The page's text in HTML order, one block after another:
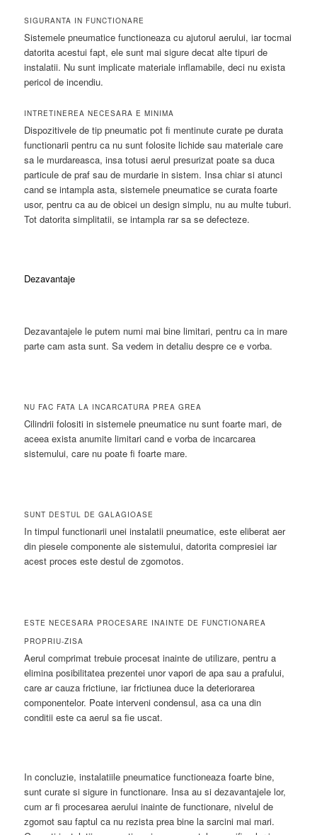
SIGURANTA IN FUNCTIONARE
Sistemele pneumatice functioneaza cu ajutorul aerului, iar tocmai
datorita acestui fapt, ele sunt mai sigure decat alte tipuri de
instalatii. Nu sunt implicate materiale inflamabile, deci nu exista
pericol de incendiu.
INTRETINEREA NECESARA E MINIMA
Dispozitivele de tip pneumatic pot fi mentinute curate pe durata
functionarii pentru ca nu sunt folosite lichide sau materiale care
sa le murdareasca, insa totusi aerul presurizat poate sa duca
particule de praf sau de murdarie in sistem. Insa chiar si atunci
cand se intampla asta, sistemele pneumatice se curata foarte
usor, pentru ca au de obicei un design simplu, nu au multe tuburi.
Tot datorita simplitatii, se intampla rar sa se defecteze.
Dezavantaje
Dezavantajele le putem numi mai bine limitari, pentru ca in mare
parte cam asta sunt. Sa vedem in detaliu despre ce e vorba.
NU FAC FATA LA INCARCATURA PREA GREA
Cilindrii folositi in sistemele pneumatice nu sunt foarte mari, de
aceea exista anumite limitari cand e vorba de incarcarea
sistemului, care nu poate fi foarte mare.
SUNT DESTUL DE GALAGIOASE
In timpul functionarii unei instalatii pneumatice, este eliberat aer
din piesele componente ale sistemului, datorita compresiei iar
acest proces este destul de zgomotos.
ESTE NECESARA PROCESARE INAINTE DE FUNCTIONAREA
PROPRIU-ZISA
Aerul comprimat trebuie procesat inainte de utilizare, pentru a
elimina posibilitatea prezentei unor vapori de apa sau a prafului,
care ar cauza frictiune, iar frictiunea duce la deteriorarea
componentelor. Poate interveni condensul, asa ca una din
conditii este ca aerul sa fie uscat.
In concluzie, instalatiile pneumatice functioneaza foarte bine,
sunt curate si sigure in functionare. Insa au si dezavantajele lor,
cum ar fi procesarea aerului inainte de functionare, nivelul de
zgomot sau faptul ca nu rezista prea bine la sarcini mai mari.